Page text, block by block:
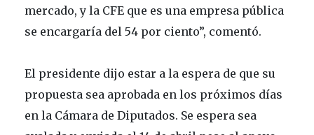
mercado, y la CFE que es una empresa pública
se encargaría del 54 por ciento”, comentó.
El presidente dijo estar a la espera de que su
propuesta sea aprobada en los próximos días
en la Cámara de Diputados. Se espera sea